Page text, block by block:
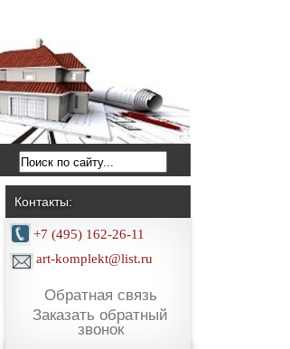
Контакты:
+7 (495) 162-26-11
art-komplekt@list.ru
Обратная связь
Заказать обратный
звонок